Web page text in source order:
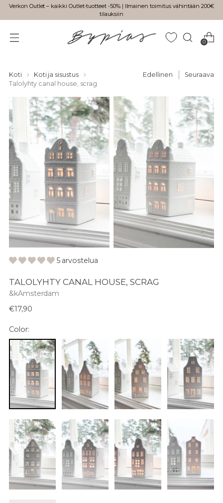
Verkon Outlet – kaikki Outlet-tuotteet -50% | Ilmainen toimitus vähintään 200€
tilauksiin
0
Koti
Koti ja sisustus
Talolyhty canal house, scrag
Edellinen Seuraava
5 arvostelua
TALOLYHTY CANAL HOUSE, SCRAG
&kAmsterdam
Normaali
€17,90
Color: